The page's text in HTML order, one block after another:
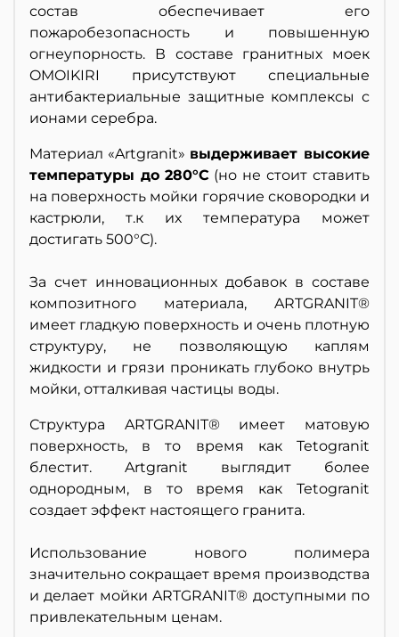
состав обеспечивает его
пожаробезопасность и повышенную
огнеупорность. В составе гранитных моек
OMOIKIRI присутствуют специальные
антибактериальные защитные комплексы с
ионами серебра.
Материал «Artgranit» выдерживает высокие
температуры до 280°С (но не стоит ставить
на поверхность мойки горячие сковородки и
кастрюли, т.к их температура может
достигать 500°С).
За счет инновационных добавок в составе
композитного материала, ARTGRANIT®
имеет гладкую поверхность и очень плотную
структуру, не позволяющую каплям
жидкости и грязи проникать глубоко внутрь
мойки, отталкивая частицы воды.
Структура ARTGRANIT® имеет матовую
поверхность, в то время как Tetogranit
блестит. Artgranit выглядит более
однородным, в то время как Tetogranit
создает эффект настоящего гранита.
Использование нового полимера
значительно сокращает время производства
и делает мойки ARTGRANIT® доступными по
привлекательным ценам.